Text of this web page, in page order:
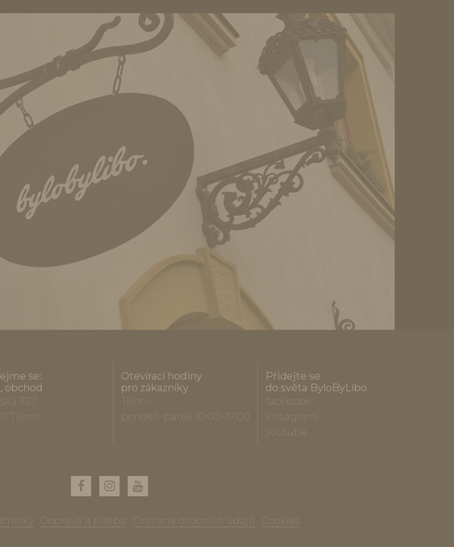
se:
obchod
337
Tišnov
Otevírací hodiny
pro zákazníky
Tišnov
pondělí–pátek 10.00–17.00
Přidejte se
do světa ByloByLibo
facebook
instagram
youtube
Doprava a platba Ochrana osobních údajů Cookies